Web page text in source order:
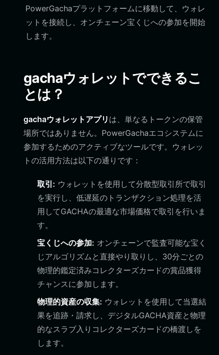
PowerGachaプラットフォームに移動して、ウォレ
ットを接続し、オンチェーン宝くじへの参加を開始
します。
gachaウォレットでできるこ
とは？
gachaウォレットアプリ は、単なるトークンの保管
場所ではありません。PowerGachaエコシステムに
参加するためのアクティブなツールです。ウォレッ
トの活用方法は以下の通りです：
取引: ウォレットを使用して分散型取引所で取引
を実行し、低遅延のトランザクション処理を活
用してGACHAの最適な市場価格で取引を行いま
す。
宝くじへの参加: オンチェーンで監査可能な宝く
じアルゴリズムと直接やり取りし、30分ごとの
物理的鑑定済みコレクターズカードの賞品獲得
チャンスに参加します。
物理的資産の収集: ウォレットを使用して当選結
果を追跡・請求し、デジタルGACHA資産と物理
的なスラブ入りコレクターズカードの橋渡しを
します。